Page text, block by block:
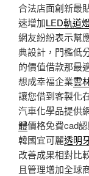
合法店面創新最
速增加LED軌道
網友紛紛表示幫
典設計，門檻低
的價值借款那最
想成幸福企業雲
讓您借到客製化
汽車化學品提供
體價格免費cad
韓國宜可麗透明
改善成果相對比
且管理增加全球